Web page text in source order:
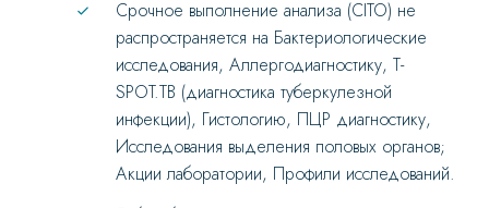
Срочное выполнение анализа (CITO) не
распространяется на Бактериологические
исследования, Аллергодиагностику, Т-
SPOT.TB (диагностика туберкулезной
инфекции), Гистологию, ПЦР диагностику,
Исследования выделения половых органов;
Акции лаборатории, Профили исследований.